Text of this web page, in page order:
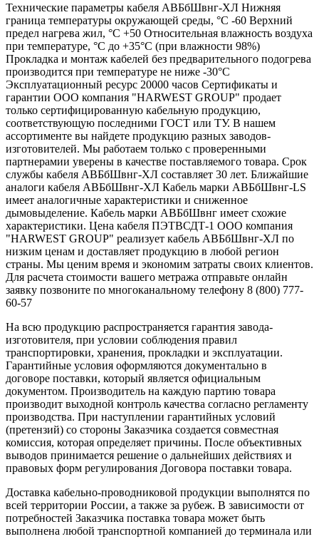
Технические параметры кабеля АВБбШвнг-ХЛ Нижняя
граница температуры окружающей среды, °С -60 Верхний
предел нагрева жил, °С +50 Относительная влажность воздуха
при температуре, °С до +35°С (при влажности 98%)
Прокладка и монтаж кабелей без предварительного подогрева
производится при температуре не ниже -30°С
Эксплуатационный ресурс 20000 часов Сертификаты и
гарантии ООО компания "HARWEST GROUP" продает
только сертифицированную кабельную продукцию,
соответствующую последними ГОСТ или ТУ. В нашем
ассортименте вы найдете продукцию разных заводов-
изготовителей. Мы работаем только с проверенными
партнерамии уверены в качестве поставляемого товара. Срок
службы кабеля АВБбШвнг-ХЛ составляет 30 лет. Ближайшие
аналоги кабеля АВБбШвнг-ХЛ Кабель марки АВБбШвнг-LS
имеет аналогичные характеристики и сниженное
дымовыделение. Кабель марки АВБбШвнг имеет схожие
характеристики. Цена кабеля ПЭТВСДТ-1 ООО компания
"HARWEST GROUP" реализует кабель АВБбШвнг-ХЛ по
низким ценам и доставляет продукцию в любой регион
страны. Мы ценим время и экономим затраты своих клиентов.
Для расчета стоимости вашего метража отправьте онлайн
заявку позвоните по многоканальному телефону 8 (800) 777-
60-57
На всю продукцию распространяется гарантия завода-
изготовителя, при условии соблюдения правил
транспортировки, хранения, прокладки и эксплуатации.
Гарантийные условия оформляются документально в
договоре поставки, который является официальным
документом. Производитель на каждую партию товара
производит выходной контроль качества согласно регламенту
производства. При наступлении гарантийных условий
(претензий) со стороны Заказчика создается совместная
комиссия, которая определяет причины. После объективных
выводов принимается решение о дальнейших действиях и
правовых форм регулирования Договора поставки товара.
Доставка кабельно-проводниковой продукции выполнятся по
всей территории России, а также за рубеж. В зависимости от
потребностей Заказчика поставка товара может быть
выполнена любой транспортной компанией до терминала или